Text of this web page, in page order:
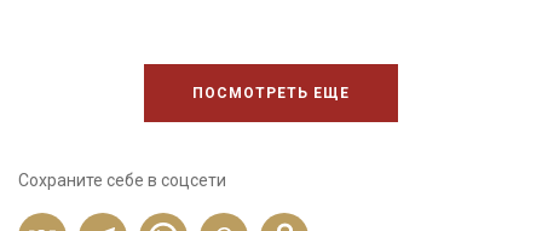
ПОСМОТРЕТЬ ЕЩЕ
Сохраните себе в соцсети